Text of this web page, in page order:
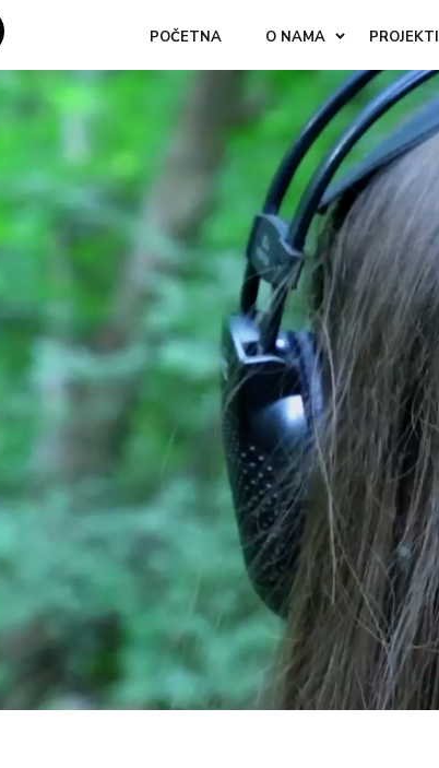
POČETNA O NAMA PROJEKTI